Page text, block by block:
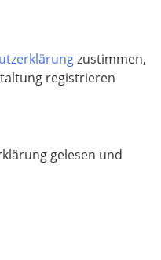
zustimmen,
registrieren
gelesen und